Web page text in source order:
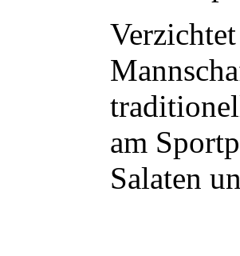
am
Salaten